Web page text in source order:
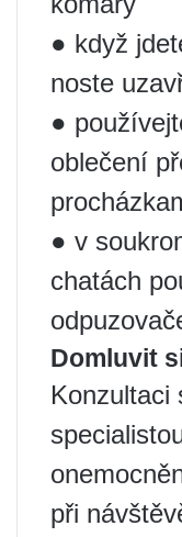
● když
noste
●
oblečení
● v
chatách
Domluvit
Konzultaci
při